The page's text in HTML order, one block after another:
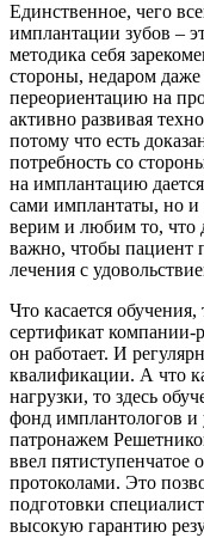
Единственное, чего
имплантации зубов –
методика себя
стороны, недаром
переориентацию на
активно развивая
потому что есть
потребность со
на имплантацию
сами имплантаты, но и
верим и любим то, что
важно, чтобы пациент
лечения с
Что касается
сертификат компании-
он работает. И
квалификации. А что
нагрузки, то здесь
фонд имплантологов
патронажем
ввел пятиступенчатое
протоколами. Это
подготовки
высокую гарантию